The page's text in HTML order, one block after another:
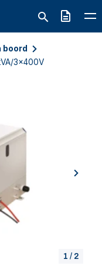
Offerte
boord
3x400V
next
1 / 2